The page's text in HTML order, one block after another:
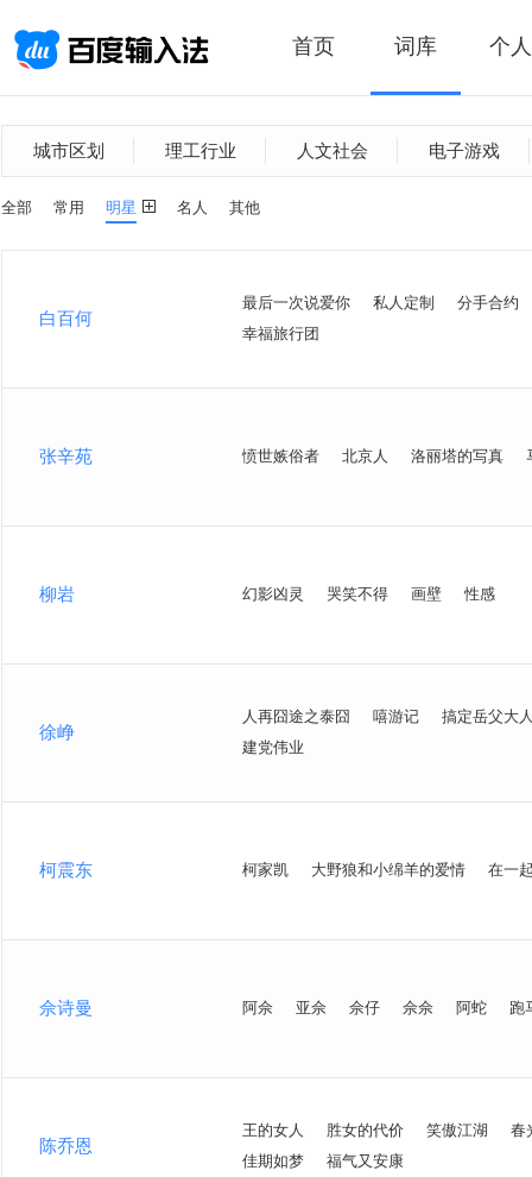
首页 词库 个
城市区划 理工行业 人文社会 电子游戏
全部 常用 明星 名人 其他
白百何
最后一次说爱你 私人定制
分手合约
幸福旅行团
张辛苑 愤世嫉俗者 北京人 洛丽塔的写真
柳岩 幻影凶灵 哭笑不得 画壁 性感
徐峥
人再囧途之泰囧 嘻游记
搞定岳父大
建党伟业
柯震东 柯家凯 大野狼和小绵羊的爱情 在一
佘诗曼 阿佘 亚佘 佘仔 佘佘 阿蛇 跑
陈乔恩
王的女人 胜女的代价 笑傲江湖
春
佳期如梦
福气又安康